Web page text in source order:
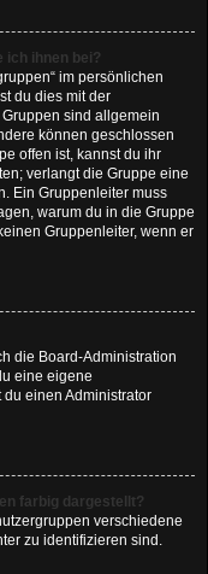
ich ihnen bei?
im persönlichen
du dies mit der
sind allgemein
können geschlossen
offen ist, kannst du ihr
verlangt die Gruppe eine
Ein Gruppenleiter muss
warum du in die Gruppe
Gruppenleiter, wenn er
die Board-Administration
eine eigene
einen Administrator
farbig dargestellt?
verschiedene
zu identifizieren sind.